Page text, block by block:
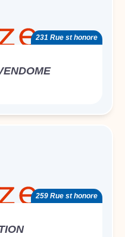
231 Rue st honore
259 Rue st honore